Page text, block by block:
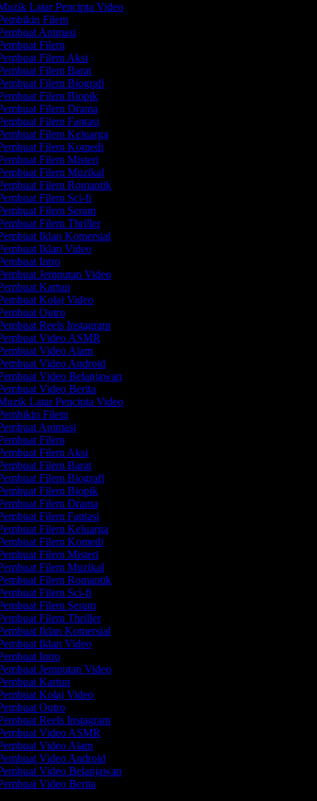
Latar Pencipta Video
Filem
Animasi
Filem
Filem Aksi
Filem Barat
Filem Biografi
Filem Biopik
Filem Drama
Filem Fantasi
Filem Keluarga
Filem Komedi
Filem Misteri
Filem Muzikal
Filem Romantik
Filem Sci-fi
Filem Seram
Filem Thriller
Iklan Komersial
Iklan Video
Intro
Jemputan Video
Kartun
Kolaj Video
Outro
Reels Instagram
Video ASMR
Video Alam
Video Android
Video Belanjawan
Video Berita
Latar Pencipta Video
Filem
Animasi
Filem
Filem Aksi
Filem Barat
Filem Biografi
Filem Biopik
Filem Drama
Filem Fantasi
Filem Keluarga
Filem Komedi
Filem Misteri
Filem Muzikal
Filem Romantik
Filem Sci-fi
Filem Seram
Filem Thriller
Iklan Komersial
Iklan Video
Intro
Jemputan Video
Kartun
Kolaj Video
Outro
Reels Instagram
Video ASMR
Video Alam
Video Android
Video Belanjawan
Video Berita